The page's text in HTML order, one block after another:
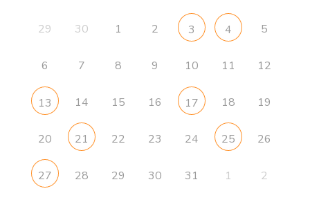
29 30 1 2 3 4 5
6 7 8 9 10 11 12
13 14 15 16 17 18 19
20 21 22 23 24 25 26
27 28 29 30 31 1 2